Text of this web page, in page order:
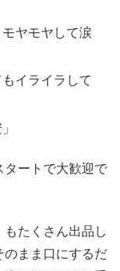
ヤモヤして涙
イライラして
タートで大歓迎で
たくさん出品し
のまま口にするだ